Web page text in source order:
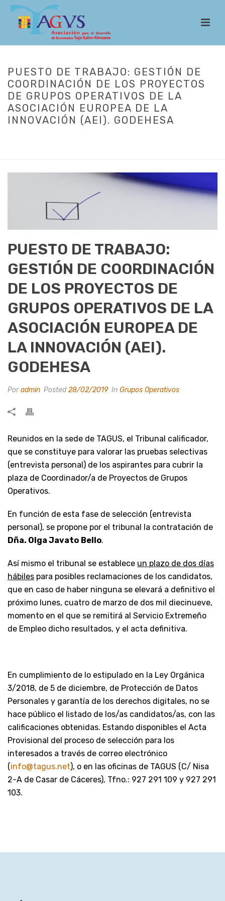
PUESTO DE TRABAJO: GESTIÓN DE
COORDINACIÓN DE LOS PROYECTOS
DE GRUPOS OPERATIVOS DE LA
ASOCIACIÓN EUROPEA DE LA
INNOVACIÓN (AEI). GODEHESA
PUESTO DE TRABAJO:
GESTIÓN DE COORDINACIÓN
DE LOS PROYECTOS DE
GRUPOS OPERATIVOS DE LA
ASOCIACIÓN EUROPEA DE
LA INNOVACIÓN (AEI).
GODEHESA
Poradmin Posted28/02/2019 In Grupos Operativos
Reunidos en la sede de TAGUS, el Tribunal calificador,
que se constituye para valorar las pruebas selectivas
(entrevista personal) de los aspirantes para cubrir la
plaza de Coordinador/a de Proyectos de Grupos
Operativos.
En función de esta fase de selección (entrevista
personal), se propone por el tribunal la contratación de
Dña. Olga Javato Bello.
Así mismo el tribunal se establece un plazo de dos días
hábiles para posibles reclamaciones de los candidatos,
que en caso de haber ninguna se elevará a definitivo el
próximo lunes, cuatro de marzo de dos mil diecinueve,
momento en el que se remitirá al Servicio Extremeño
de Empleo dicho resultados, y el acta definitiva.
En cumplimiento de lo estipulado en la Ley Orgánica
3/2018, de 5 de diciembre, de Protección de Datos
Personales y garantía de los derechos digitales, no se
hace público el listado de los/as candidatos/as, con las
calificaciones obtenidas. Estando disponibles el Acta
Provisional del proceso de selección para los
interesados a través de correo electrónico
(info@tagus.net), o en las oficinas de TAGUS (C/ Nisa
2-A de Casar de Cáceres), Tfno.: 927 291 109 y 927 291
103.